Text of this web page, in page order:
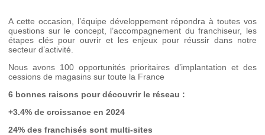
A cette occasion, l’équipe développement répondra à toutes vos
questions sur le concept, l’accompagnement du franchiseur, les
étapes clés pour ouvrir et les enjeux pour réussir dans notre
secteur d’activité.
Nous avons 100 opportunités prioritaires d’implantation et des
cessions de magasins sur toute la France
6 bonnes raisons pour découvrir le réseau :
+3.4% de croissance en 2024
24% des franchisés sont multi-sites